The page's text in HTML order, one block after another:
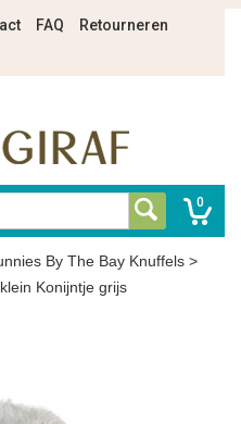
FAQ
Retourneren
0
By The Bay Knuffels >
Konijntje grijs